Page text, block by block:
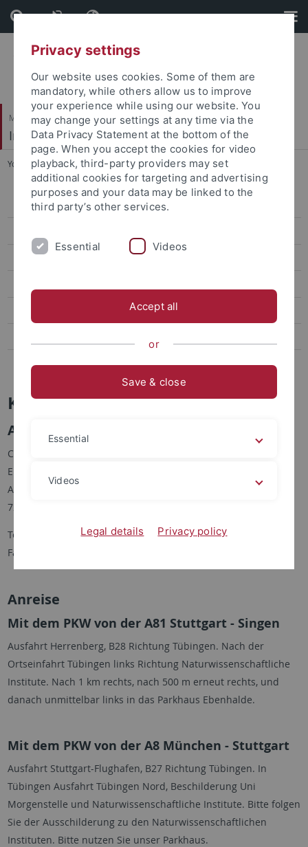
Skip
to
content
Skip
to
footer
Mathematisch-Naturwissenschaftliche Fakultät
Institut für Astronomie & Astrophysik
You are here: Startseite ... Kontakt
Willkommen
Studium
Kontakt
Kontakt und Anfahrt
Anschrift
Computational Physics Tübingen (CPT)
Eberhard Karls Universität
Auf der Morgenstelle 10 [Gebäude C]
72076 Tübingen
Tel +49 (0) 70 71 - 29 - 7 54 68
Fax +49 (0) 70 71 - 29 - 58 89
Anreise
Mit dem PKW von der A81 Stuttgart - Singen
Ausfahrt Herrenberg, B28 Richtung Tübingen. Nach der
Ortseinfahrt Tübingen links Richtung Naturwissenschaftliche
Institute. Nach 1 km rechts, nach 500 m erneut rechts, und
danach unmittelbar links in das Parkhaus Ebenhalde.
Mit dem PKW von der A8 München - Stuttgart
Ausfahrt Stuttgart-Flughafen, B27 Richtung Tübingen. In
Tübingen Ausfahrt Tübingen Nord, Beschilderung Uni
Morgenstelle und Naturwissenschaftliche Institute. Bitte folgen
Sie der Ausschilderung zu den Naturwissenschaftlichen
Instituten. Bitte nutzen Sie unser Parkhaus.
Privacy settings
Our website uses cookies. Some of them are
mandatory, while others allow us to improve
your experience while using our website. You
may change your settings at any time via the
Data Privacy Statement at the bottom of the
page. When you accept the cookies for video
playback, third-party providers may set
additional cookies for targeting and advertising
purposes and your data may be linked to the
third party’s other services.
Essential Videos
Accept all
or
Save & close
Essential
Videos
Legal details Privacy policy